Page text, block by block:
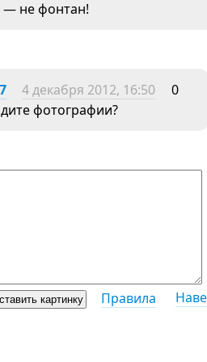
— не фонтан!
4 декабря 2012, 16:50
0
фотографии?
Правила